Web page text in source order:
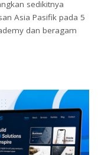
sedikitnya
Asia Pasifik pada 5
dan beragam